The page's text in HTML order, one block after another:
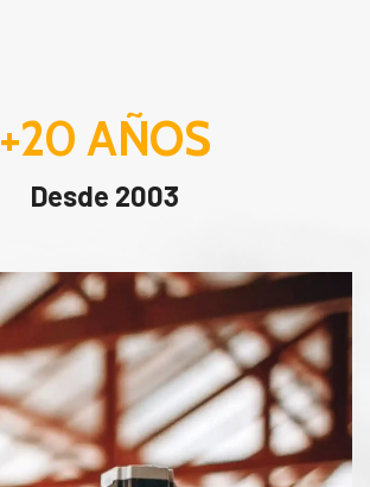
+20 AÑOS
Desde 2003